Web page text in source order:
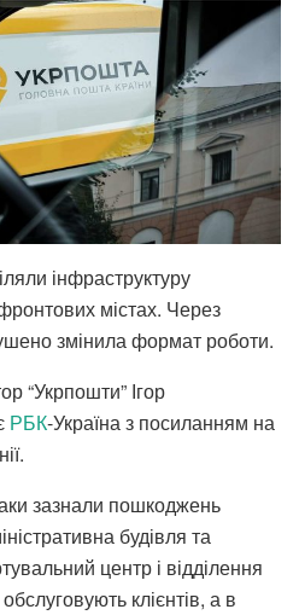
інфраструктуру
містах. Через
змінила формат роботи.
“Укрпошти” Ігор
РБК-Україна з посиланням на
зазнали пошкоджень
будівля та
центр і відділення
клієнтів, а в